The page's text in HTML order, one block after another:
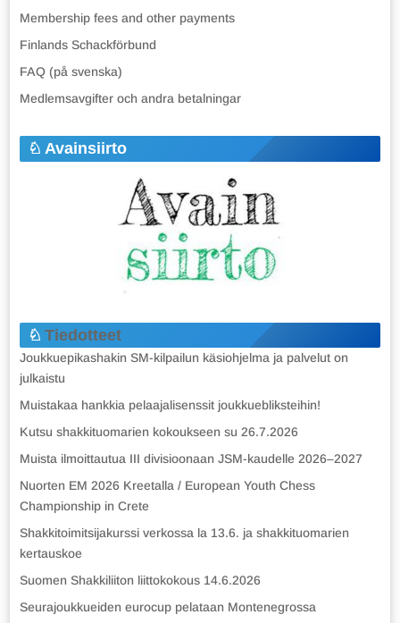
Membership fees and other payments
Finlands Schackförbund
FAQ (på svenska)
Medlemsavgifter och andra betalningar
Avainsiirto
Tiedotteet
Joukkuepikashakin SM-kilpailun käsiohjelma ja palvelut on
julkaistu
Muistakaa hankkia pelaajalisenssit joukkuebliksteihin!
Kutsu shakkituomarien kokoukseen su 26.7.2026
Muista ilmoittautua III divisioonaan JSM-kaudelle 2026–2027
Nuorten EM 2026 Kreetalla / European Youth Chess
Championship in Crete
Shakkitoimitsijakurssi verkossa la 13.6. ja shakkituomarien
kertauskoe
Suomen Shakkiliiton liittokokous 14.6.2026
Seurajoukkueiden eurocup pelataan Montenegrossa